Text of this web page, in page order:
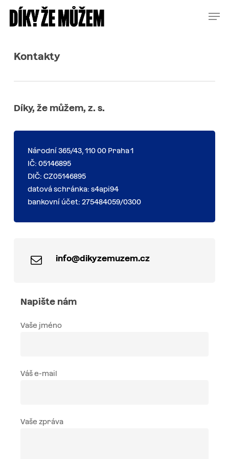
Kontakty
Díky, že můžem, z. s.
Národní 365/43, 110 00 Praha 1
IČ: 05146895
DIČ: CZ05146895
datová schránka: s4api94
bankovní účet: 275484059/0300
info@dikyzemuzem.cz
Napište nám
Vaše jméno
Váš e-mail
Vaše zpráva